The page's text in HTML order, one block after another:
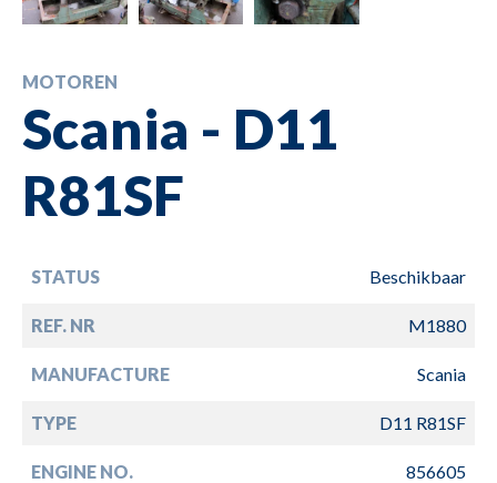
MOTOREN
Scania - D11
R81SF
STATUS Beschikbaar
REF. NR M1880
MANUFACTURE Scania
TYPE D11 R81SF
ENGINE NO. 856605